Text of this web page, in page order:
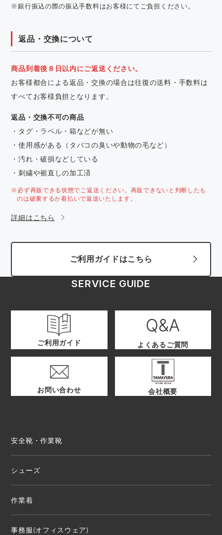
※銀行振込の際の振込手数料はお客様にてご負担ください。
返品・交換について
商品到着後８日以内にご返送ください。
お客様都合による返品・交換の場合は往復の送料・手数料は
すべてお客様負担となります。
返品・交換不可の商品
・タグ・ラベル・箱などが無い
・使用感がある（タバコの臭いや動物の毛など）
・汚れ・破損などしている
・刺繍や裾直しの加工済
※必ず再販できる状態でご返送ください。再販できないと判断したも
のは破棄するか着払いで返送いたします。
詳細はこちら
ご利用ガイドはこちら
SERVICE GUIDE
ご利用ガイド よくあるご質問
お問い合わせ 会社概要
安全靴・作業靴
シューズ
作業着
事務服(オフィスウェア)